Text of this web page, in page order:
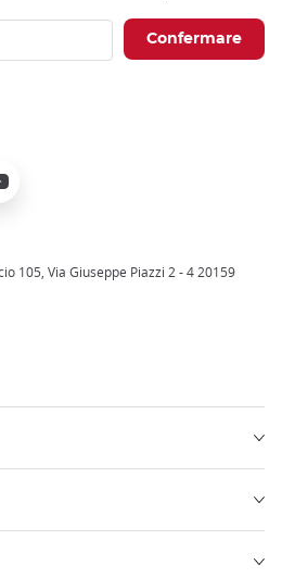
105, Via Giuseppe Piazzi 2 - 4 20159